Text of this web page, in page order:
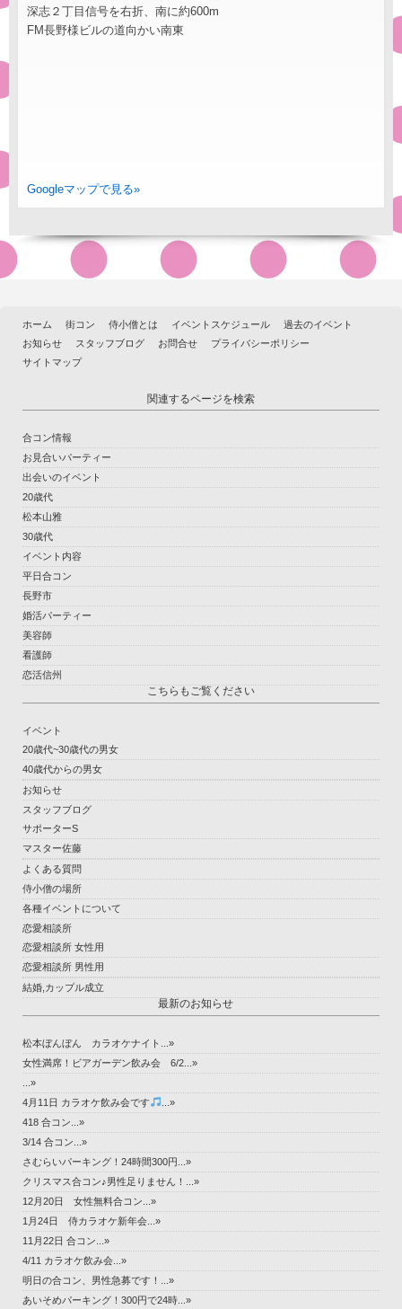
深志２丁目信号を右折、南に約600m
FM長野様ビルの道向かい南東
Googleマップで見る»
ホーム 街コン 侍小僧とは イベントスケジュール
過去のイベント
お知らせ
スタッフブログ お問合せ
プライバシーポリシー
サイトマップ
関連するページを検索
合コン情報
お見合いパーティー
出会いのイベント
20歳代
松本山雅
30歳代
イベント内容
平日合コン
長野市
婚活パーティー
美容師
看護師
恋活信州
こちらもご覧ください
イベント
20歳代~30歳代の男女
40歳代からの男女
お知らせ
スタッフブログ
サポーターS
マスター佐藤
よくある質問
侍小僧の場所
各種イベントについて
恋愛相談所
恋愛相談所 女性用
恋愛相談所 男性用
結婚,カップル成立
最新のお知らせ
松本ぼんぼん カラオケナイト...»
女性満席！ビアガーデン飲み会 6/2...»
...»
4月11日 カラオケ飲み会です
...»
418 合コン...»
3/14 合コン...»
さむらいパーキング！24時間300円...»
クリスマス合コン♪男性足りません！...»
12月20日 女性無料合コン...»
1月24日 侍カラオケ新年会...»
11月22日 合コン...»
4/11 カラオケ飲み会...»
明日の合コン、男性急募です！...»
あいそめパーキング！300円で24時...»